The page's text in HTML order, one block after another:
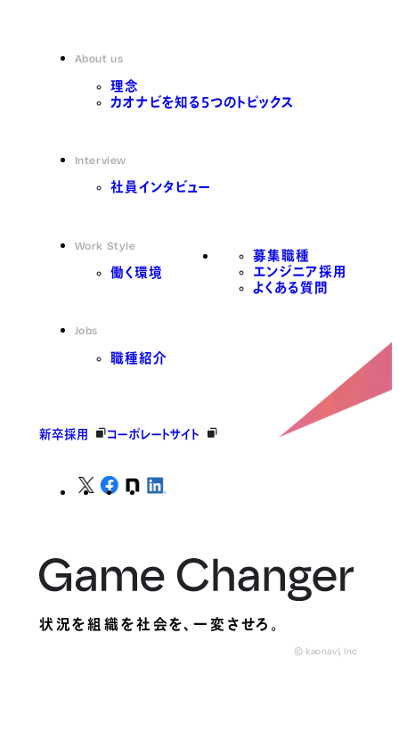
About us
理念
カオナビを知る5つのトピックス
Interview
社員インタビュー
Work Style
働く環境
Jobs
職種紹介
募集職種
エンジニア採用
よくある質問
新卒採用 コーポレートサイト
状況を組織を社会を、一変させろ。
© kaonavi, Inc